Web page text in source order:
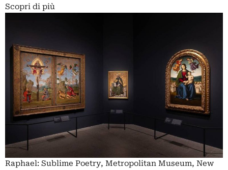
Scopri di più
Raphael: Sublime Poetry, Metropolitan Museum, New